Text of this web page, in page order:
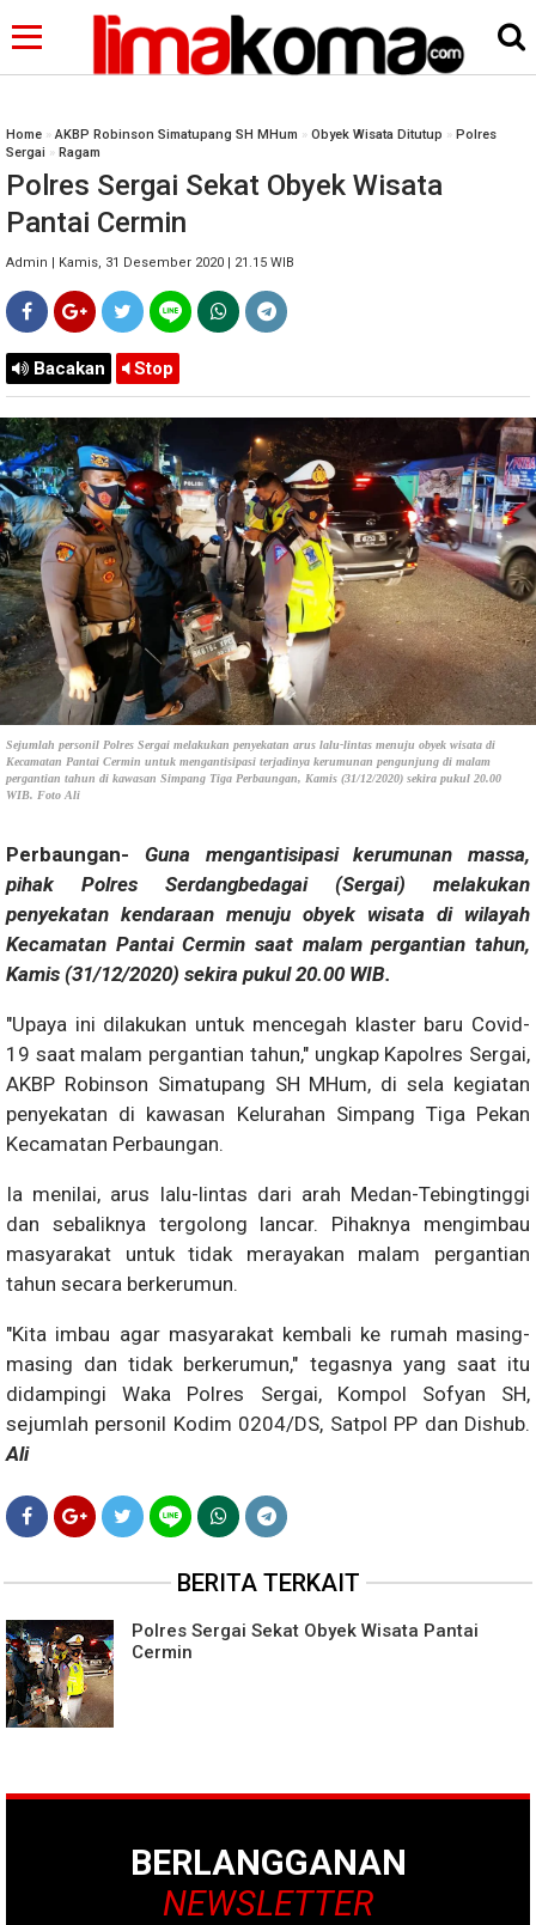
Home »AKBP Robinson Simatupang SH MHum » Obyek Wisata Ditutup » Polres
Sergai » Ragam
Polres Sergai Sekat Obyek Wisata
Pantai Cermin
Admin | Kamis, 31 Desember 2020 | 21.15 WIB
Bacakan Stop
Sejumlah personil Polres Sergai melakukan penyekatan arus lalu-lintas menuju obyek wisata di
Kecamatan Pantai Cermin untuk mengantisipasi terjadinya kerumunan pengunjung di malam
pergantian tahun di kawasan Simpang Tiga Perbaungan, Kamis (31/12/2020) sekira pukul 20.00
WIB. Foto Ali
Perbaungan- Guna mengantisipasi kerumunan massa,
pihak Polres Serdangbedagai (Sergai) melakukan
penyekatan kendaraan menuju obyek wisata di wilayah
Kecamatan Pantai Cermin saat malam pergantian tahun,
Kamis (31/12/2020) sekira pukul 20.00 WIB.
"Upaya ini dilakukan untuk mencegah klaster baru Covid-
19 saat malam pergantian tahun," ungkap Kapolres Sergai,
AKBP Robinson Simatupang SH MHum, di sela kegiatan
penyekatan di kawasan Kelurahan Simpang Tiga Pekan
Kecamatan Perbaungan.
Ia menilai, arus lalu-lintas dari arah Medan-Tebingtinggi
dan sebaliknya tergolong lancar. Pihaknya mengimbau
masyarakat untuk tidak merayakan malam pergantian
tahun secara berkerumun.
"Kita imbau agar masyarakat kembali ke rumah masing-
masing dan tidak berkerumun," tegasnya yang saat itu
didampingi Waka Polres Sergai, Kompol Sofyan SH,
sejumlah personil Kodim 0204/DS, Satpol PP dan Dishub.
Ali
BERITA TERKAIT
Polres Sergai Sekat Obyek Wisata Pantai
Cermin
BERLANGGANAN
NEWSLETTER